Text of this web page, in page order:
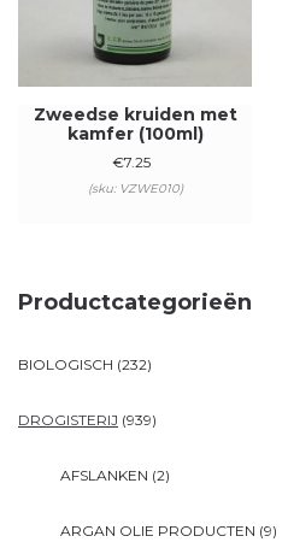
Zweedse kruiden met
kamfer (100ml)
€7.25
(sku: VZWE010)
Productcategorieën
BIOLOGISCH (232)
DROGISTERIJ (939)
AFSLANKEN (2)
ARGAN OLIE PRODUCTEN (9)